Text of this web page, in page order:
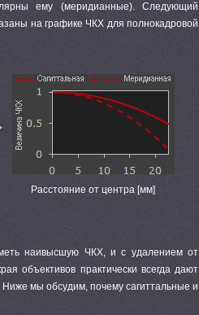
ему (меридианные). Следующий
на графике ЧКХ для полнокадровой
Расстояние от центра [мм]
наивысшую ЧКХ, и с удалением от
объективов практически всегда дают
мы обсудим, почему сагиттальные и